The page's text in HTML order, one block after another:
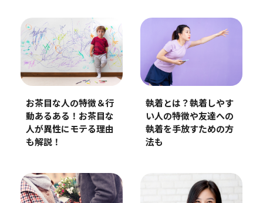
お茶目な人の特徴＆行
動あるある！お茶目な
人が異性にモテる理由
も解説！
執着とは？執着しやす
い人の特徴や友達への
執着を手放すための方
法も